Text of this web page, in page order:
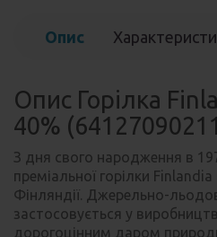
Опис
Опис Горілка
40%
З дня свого народження в
преміальної горілки
Фінляндії. Джерельно-
застосовується у
дорогоцінним даром